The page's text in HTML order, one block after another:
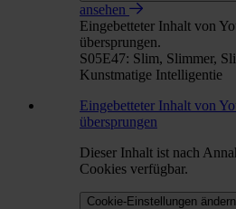
ansehen
Eingebetteter Inhalt von
übersprungen.
S05E47: Slim, Slimmer,
Kunstmatige Intelligentie
Eingebetteter Inhalt von
übersprungen
Dieser Inhalt ist nach
Cookies verfügbar.
Cookie-Einstellungen ändern